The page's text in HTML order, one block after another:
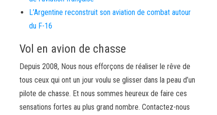
L’Argentine reconstruit son aviation de combat autour
du F-16
Vol en avion de chasse
Depuis 2008, Nous nous efforçons de réaliser le rêve de
tous ceux qui ont un jour voulu se glisser dans la peau d’un
pilote de chasse. Et nous sommes heureux de faire ces
sensations fortes au plus grand nombre. Contactez-nous